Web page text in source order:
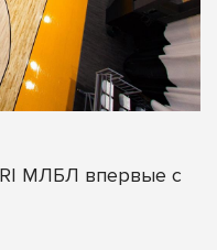
МЛБЛ впервые с